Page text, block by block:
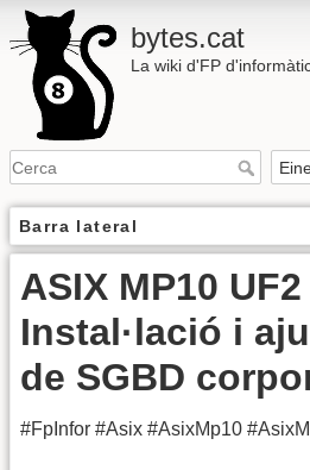
bytes.cat
La wiki d'FP
Barra lateral
ASIX MP10 UF2
Instal·lació i
de SGBD
#FpInfor #Asix #AsixMp10